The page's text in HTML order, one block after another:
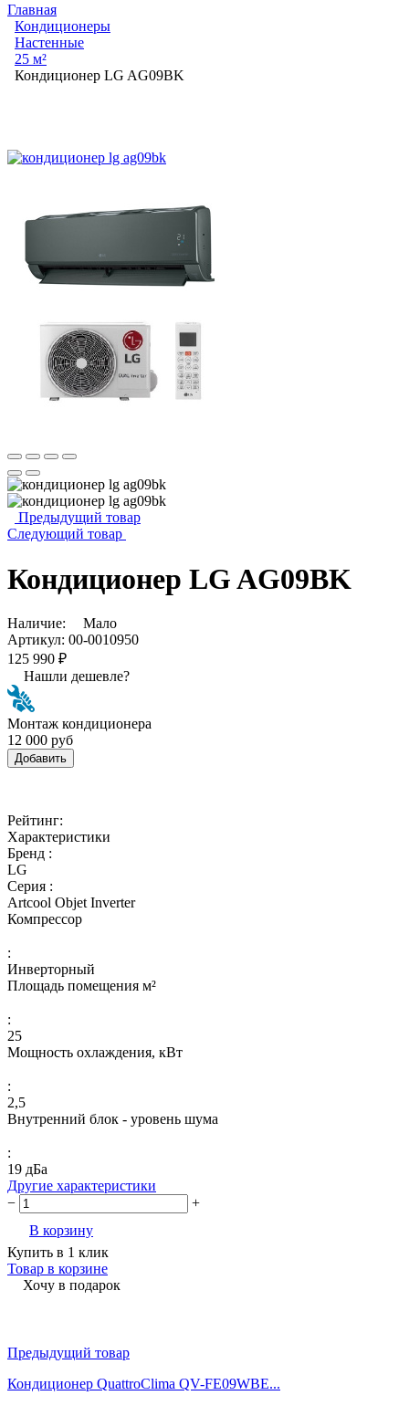
Главная
Кондиционеры
Настенные
25 м²
Кондиционер LG AG09BK
Предыдущий товар
Следующий товар
Кондиционер LG AG09BK
Наличие:
Мало
Артикул: 00-0010950
125 990 ₽
Нашли дешевле?
Монтаж кондиционера
12 000 руб
Добавить
Рейтинг:
Характеристики
Бренд :
LG
Серия :
Artcool Objet Inverter
Компрессор
:
Инверторный
Площадь помещения м²
:
25
Мощность охлаждения, кВт
:
2,5
Внутренний блок - уровень шума
:
19 дБа
Другие характеристики
−
+
В корзину
Купить в 1 клик
Товар в корзине
Хочу в подарок
Предыдущий товар
Кондиционер QuattroСlima QV-FE09WBE...